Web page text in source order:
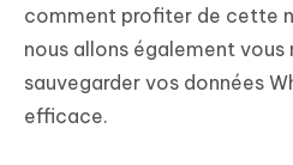
comment profiter de cette
nous allons également
sauvegarder vos données
efficace.